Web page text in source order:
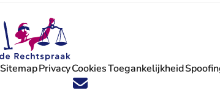
Volg ons op X (Twitter) - U verlaat Rechtspraak.nl
Volg ons op Facebook - U verlaat Rechtspraak.nl
Volg ons op Instagram - U verlaat
Volg ons op Youtube - U verlaat
Volg ons op LinkedIn - U verlaat
'Blijf op de hoogte' nieuwsbrief -
SitemapPrivacyCookiesToegankelijkheid